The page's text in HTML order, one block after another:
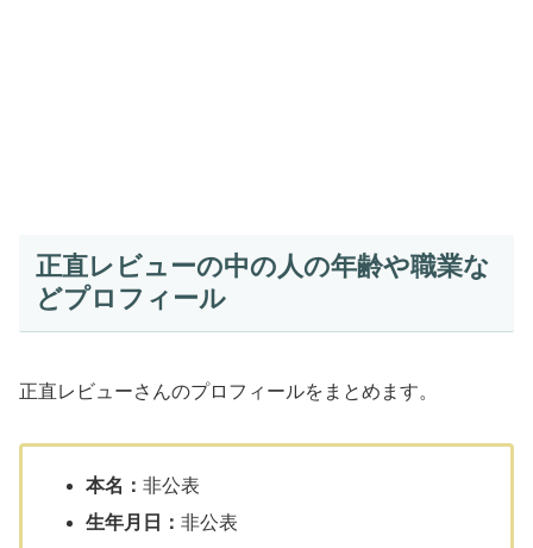
正直レビューの中の人の年齢や職業な
どプロフィール
正直レビューさんのプロフィールをまとめます。
本名：非公表
生年月日：非公表